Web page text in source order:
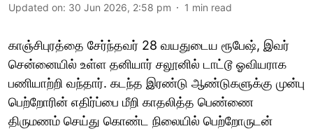
Updated on: 30 Jun 2026, 2:58 pm 1 min read
காஞ்சிபுரத்தை சேர்ந்தவர் 28 வயதுடைய ரூபேஷ், இவர்
சென்னையில் உள்ள தனியார் சலூனில் டாட்டூ ஓவியராக
பணியாற்றி வந்தார். கடந்த இரண்டு ஆண்டுகளுக்கு முன்பு
பெற்றோரின் எதிர்ப்பை மீறி காதலித்த பெண்ணை
திருமணம் செய்து கொண்ட நிலையில் பெற்றோருடன்